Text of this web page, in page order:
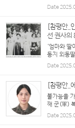
던 참이었
전도사님
Date
[참평안_
선 권사의
‘엄마와 딸
동지 외동
정경선 권
가세가 기
Date
[참평안_
불가능을
째 군(軍)
특수임무
로는 헌병
Date